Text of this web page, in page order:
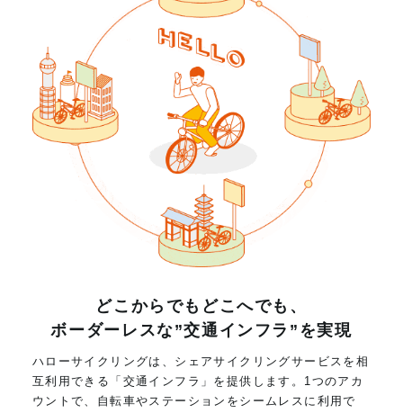
どこからでもどこへでも、
ボーダーレスな”交通インフラ”を実現
ハローサイクリングは、シェアサイクリングサービスを相
互利用できる「交通インフラ」を提供します。1つのアカ
ウントで、自転車やステーションをシームレスに利用で